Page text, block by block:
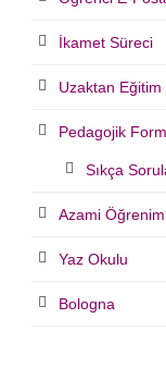
İkamet Süreci
Uzaktan Eğitim
Pedagojik
Sıkça
Azami
Yaz Okulu
Bologna